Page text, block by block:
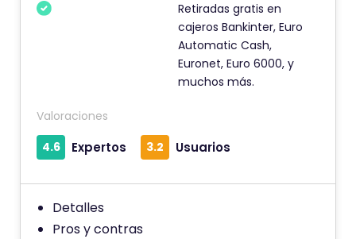
u
a
p
u
n
Retiradas gratis en
cajeros Bankinter, Euro
Automatic Cash,
Euronet, Euro 6000, y
muchos más.
Valoraciones
4.6
Expertos 3.2 Usuarios
Detalles
Pros y contras